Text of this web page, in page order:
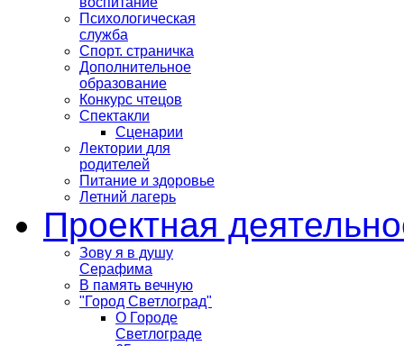
Психологическая
служба
Спорт. страничка
Дополнительное
образование
Конкурс чтецов
Спектакли
Сценарии
Лектории для
родителей
Питание и здоровье
Летний лагерь
Проектная
Зову я в душу
Серафима
В память вечную
"Город Светлоград"
О Городе
Светлограде